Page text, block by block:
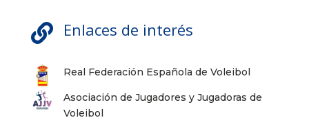
 Enlaces de interés
Real Federación Española de Voleibol
Asociación de Jugadores y Jugadoras de
Voleibol